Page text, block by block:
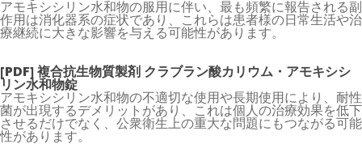
アモキシシリン水和物の服用に伴い、最も頻繁に報告される副
作用は消化器系の症状であり、これらは患者様の日常生活や治
療継続に大きな影響を与える可能性があります。
[PDF] 複合抗生物質製剤 クラブラン酸カリウム・アモキシシ
リン水和物錠
アモキシシリン水和物の不適切な使用や長期使用により、耐性
菌が出現するデメリットがあり、これは個人の治療効果を低下
させるだけでなく、公衆衛生上の重大な問題にもつながる可能
性があります。